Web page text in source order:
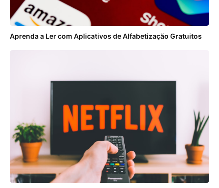
Aprenda a Ler com Aplicativos de Alfabetização Gratuitos